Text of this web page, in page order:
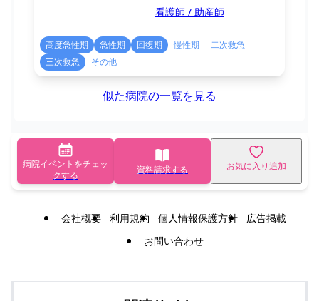
看護師 / 助産師
高度急性期 急性期 回復期 慢性期
二次救急
三次救急
その他
似た病院の一覧を見る
病院イベントをチェッ
クする
資料請求する お気に入り追加
会社概要 利用規約 個人情報保護方針
広告掲載
お問い合わせ